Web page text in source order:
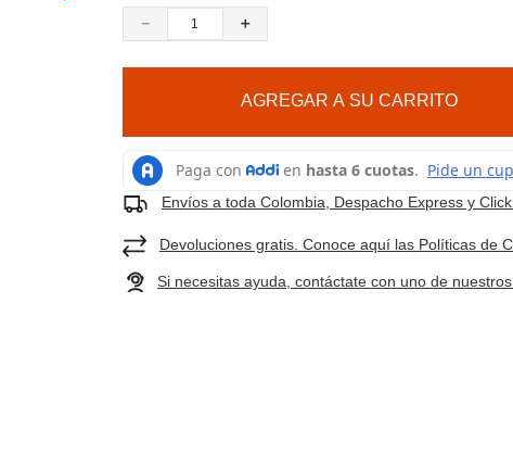
＋
－
AGREGAR A SU CARRITO
Envíos a toda Colombia, Despacho Express y
Devoluciones gratis. Conoce aquí las Políticas de
Si necesitas ayuda, contáctate con uno de